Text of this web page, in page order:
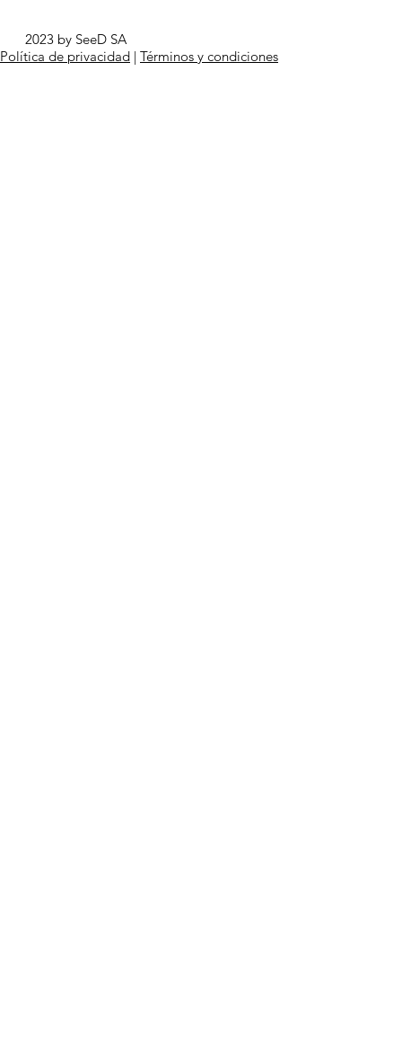
2023 by SeeD SA
Política de privacidad | Términos y condiciones